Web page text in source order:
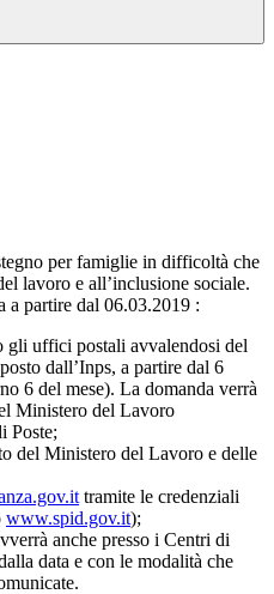
per famiglie in difficoltà che
lavoro e all’inclusione sociale.
a partire dal 06.03.2019 :
gli uffici postali avvalendosi del
dall’Inps, a partire dal 6
6 del mese). La domanda verrà
Ministero del Lavoro
Poste;
del Ministero del Lavoro e delle
tramite le credenziali
www.spid.gov.it);
anche presso i Centri di
data e con le modalità che